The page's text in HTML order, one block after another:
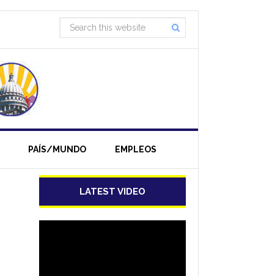
PAÍS/MUNDO EMPLEOS
LATEST VIDEO